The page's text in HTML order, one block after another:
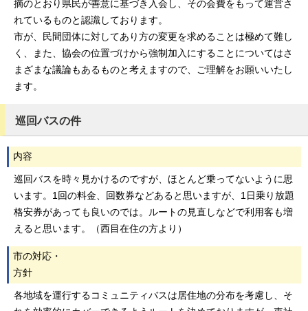
摘のとおり県民が善意に基づき入会し、その会費をもって運営さ
れているものと認識しております。
市が、民間団体に対してあり方の変更を求めることは極めて難し
く、また、協会の位置づけから強制加入にすることについてはさ
まざまな議論もあるものと考えますので、ご理解をお願いいたし
ます。
巡回バスの件
内容
巡回バスを時々見かけるのですが、ほとんど乗ってないように思
います。1回の料金、回数券などあると思いますが、1日乗り放題
格安券があっても良いのでは。ルートの見直しなどで利用客も増
えると思います。（西目在住の方より）
市の対応・
方針
各地域を運行するコミュニティバスは居住地の分布を考慮し、そ